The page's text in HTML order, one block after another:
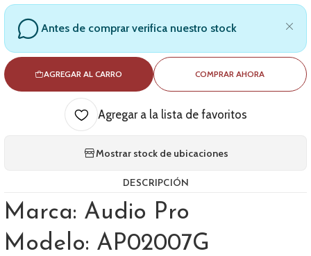
Antes de comprar verifica nuestro stock
AGREGAR AL CARRO COMPRAR AHORA
Agregar a la lista de favoritos
Mostrar stock de ubicaciones
DESCRIPCIÓN
Marca: Audio Pro
Modelo: AP02007G